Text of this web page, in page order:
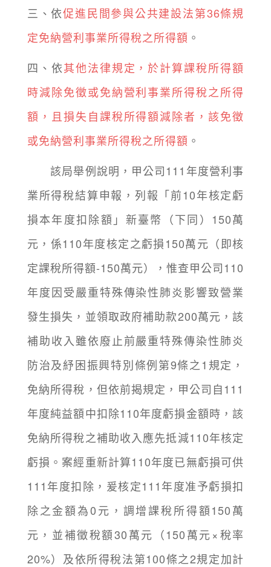
三、依促進民間參與公共建設法第36條規
定免納營利事業所得稅之所得額 。
四、依其他法律規定，於計算課稅所得額
時減除免徵或免納營利事業所得稅之所得
額，且損失自課稅所得額減除者，該免徵
或免納營利事業所得稅之所得額 。
該局舉例說明，甲公司111年度營利事
業所得稅結算申報，列報「前10年核定虧
損本年度扣除額」新臺幣（下同）150萬
元，係110年度核定之虧損150萬元（即核
定課稅所得額-150萬元），惟查甲公司110
年度因受嚴重特殊傳染性肺炎影響致營業
發生損失，並領取政府補助款200萬元，該
補助收入雖依廢止前嚴重特殊傳染性肺炎
防治及紓困振興特別條例第9條之1規定，
免納所得稅，但依前揭規定，甲公司自111
年度純益額中扣除110年度虧損金額時，該
免納所得稅之補助收入應先抵減110年核定
虧損。案經重新計算110年度已無虧損可供
111年度扣除，爰核定111年度准予虧損扣
除之金額為0元，調增課稅所得額150萬
元，並補徵稅額30萬元（150萬元×稅率
20%）及依所得稅法第100條之2規定加計